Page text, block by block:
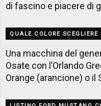
di fascino e piacere di
QUALE COLORE SCEGLIERE
Una macchina del
Osate con l’Orlando
Orange (arancione) o il